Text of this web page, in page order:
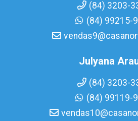
(84) 3203-
(84) 99215-
Julyana
(84) 3203-
(84) 99119-